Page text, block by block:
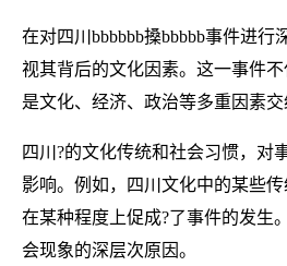
在对四川bbbbbb搡bbbbb事件进行
视其背后的文化因素。这一事件
是文化、经济、政治等多重因素交
四川?的文化传统和社会习惯，对
影响。例如，四川文化中的某些
在某种程度上促成?了事件的发生
会现象的深层次原因。